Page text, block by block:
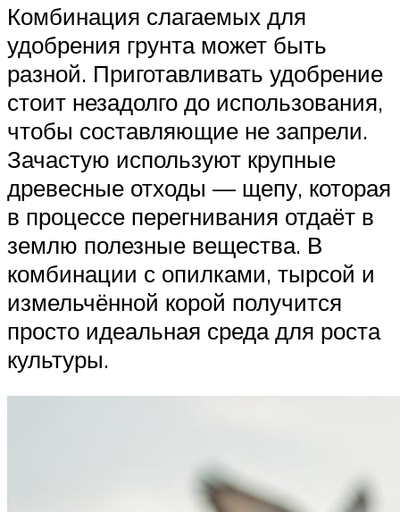
Комбинация слагаемых для
удобрения грунта может быть
разной. Приготавливать удобрение
стоит незадолго до использования,
чтобы составляющие не запрели.
Зачастую используют крупные
древесные отходы — щепу, которая
в процессе перегнивания отдаёт в
землю полезные вещества. В
комбинации с опилками, тырсой и
измельчённой корой получится
просто идеальная среда для роста
культуры.